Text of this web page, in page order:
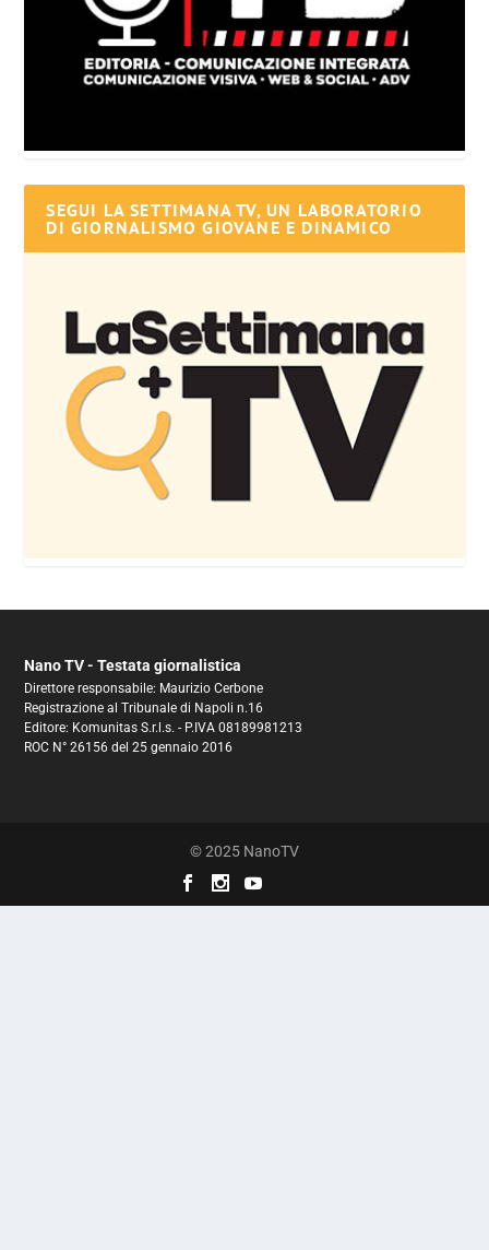
SEGUI LA SETTIMANA TV, UN LABORATORIO
DI GIORNALISMO GIOVANE E DINAMICO
Nano TV - Testata giornalistica
Direttore responsabile: Maurizio Cerbone
Registrazione al Tribunale di Napoli n.16
Editore: Komunitas S.r.l.s. - P.IVA 08189981213
ROC N° 26156 del 25 gennaio 2016
© 2025 NanoTV